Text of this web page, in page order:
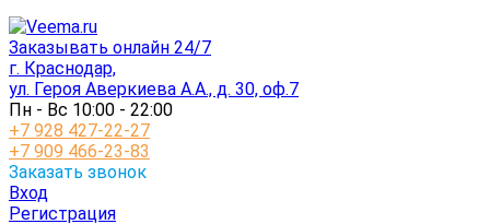
Заказывать онлайн 24/7
г. Краснодар,
ул. Героя Аверкиева А.А., д. 30, оф.7
Пн - Вс 10:00 - 22:00
+7 928 427-22-27
+7 909 466-23-83
Заказать звонок
Вход
Регистрация